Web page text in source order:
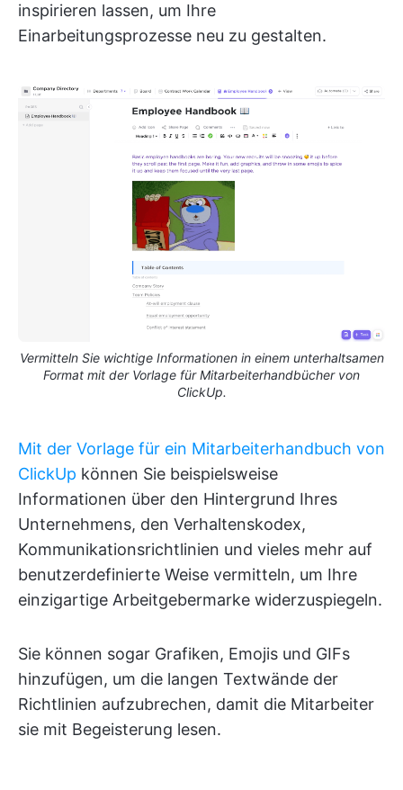
inspirieren lassen, um Ihre
Einarbeitungsprozesse neu zu gestalten.
Vermitteln Sie wichtige Informationen in einem unterhaltsamen
Format mit der Vorlage für Mitarbeiterhandbücher von
ClickUp.
Mit der Vorlage für ein Mitarbeiterhandbuch von
ClickUp können Sie beispielsweise
Informationen über den Hintergrund Ihres
Unternehmens, den Verhaltenskodex,
Kommunikationsrichtlinien und vieles mehr auf
benutzerdefinierte Weise vermitteln, um Ihre
einzigartige Arbeitgebermarke widerzuspiegeln.
Sie können sogar Grafiken, Emojis und GIFs
hinzufügen, um die langen Textwände der
Richtlinien aufzubrechen, damit die Mitarbeiter
sie mit Begeisterung lesen.